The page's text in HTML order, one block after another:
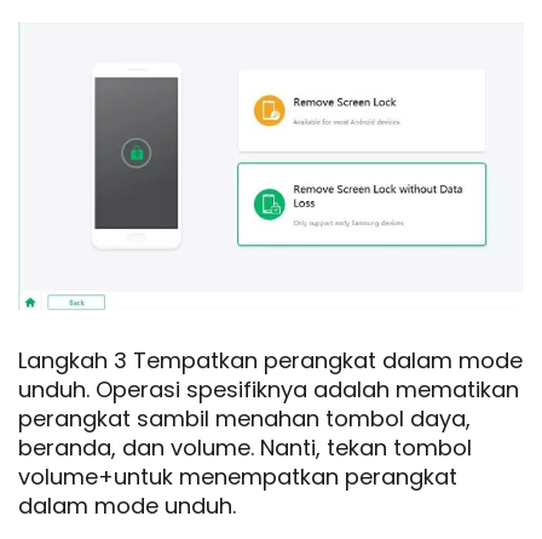
Langkah 3 Tempatkan perangkat dalam mode
unduh. Operasi spesifiknya adalah mematikan
perangkat sambil menahan tombol daya,
beranda, dan volume. Nanti, tekan tombol
volume+untuk menempatkan perangkat
dalam mode unduh.